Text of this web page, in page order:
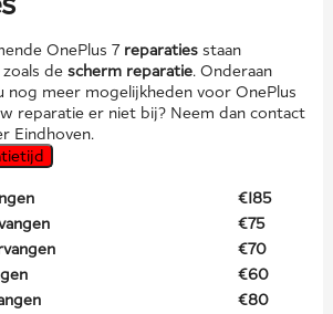
OnePlus 7 reparatiesstaan
de scherm reparatie. Onderaan
nog meer mogelijkheden voor OnePlus
reparatie er niet bij? Neem dan contact
Eindhoven.
€185
€75
€70
€60
€80